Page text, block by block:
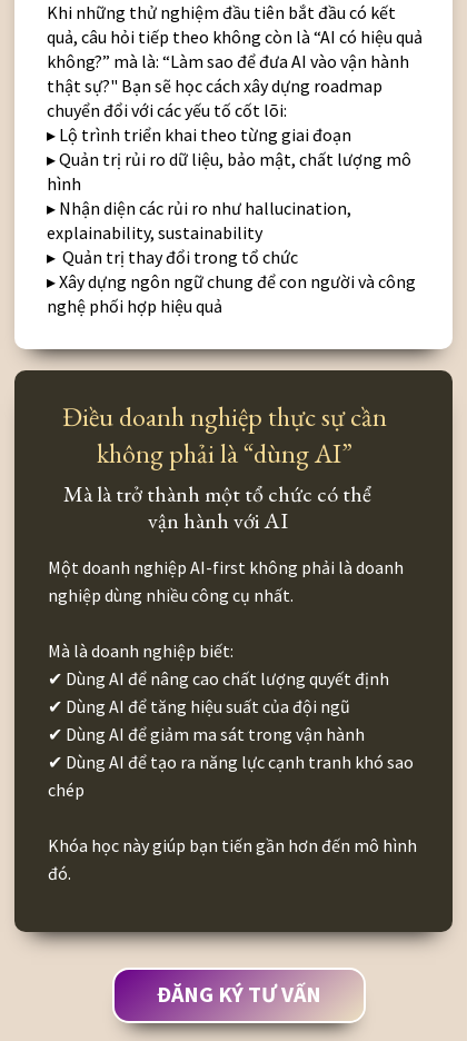
Khi những thử nghiệm đầu tiên bắt đầu có kết
quả, câu hỏi tiếp theo không còn là “AI có hiệu quả
không?” mà là: “Làm sao để đưa AI vào vận hành
thật sự?" Bạn sẽ học cách xây dựng roadmap
chuyển đổi với các yếu tố cốt lõi:
▸ Lộ trình triển khai theo từng giai đoạn
▸ Quản trị rủi ro dữ liệu, bảo mật, chất lượng mô
hình
▸ Nhận diện các rủi ro như hallucination,
explainability, sustainability
▸ Quản trị thay đổi trong tổ chức
▸ Xây dựng ngôn ngữ chung để con người và công
nghệ phối hợp hiệu quả
Điều doanh nghiệp thực sự cần
không phải là “dùng AI”
Một doanh nghiệp AI-first không phải là doanh
nghiệp dùng nhiều công cụ nhất.
Mà là doanh nghiệp biết:
✔ Dùng AI để nâng cao chất lượng quyết định
✔ Dùng AI để tăng hiệu suất của đội ngũ
✔ Dùng AI để giảm ma sát trong vận hành
✔ Dùng AI để tạo ra năng lực cạnh tranh khó sao
chép
Khóa học này giúp bạn tiến gần hơn đến mô hình
đó.
Mà là trở thành một tổ chức có thể
vận hành với AI
ĐĂNG KÝ TƯ VẤN